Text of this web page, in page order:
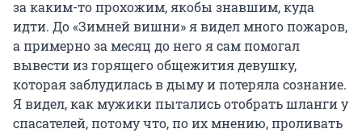
за каким-то прохожим, якобы знавшим, куда
идти. До «Зимней вишни» я видел много пожаров,
а примерно за месяц до него я сам помогал
вывести из горящего общежития девушку,
которая заблудилась в дыму и потеряла сознание.
Я видел, как мужики пытались отобрать шланги у
спасателей, потому что, по их мнению, проливать